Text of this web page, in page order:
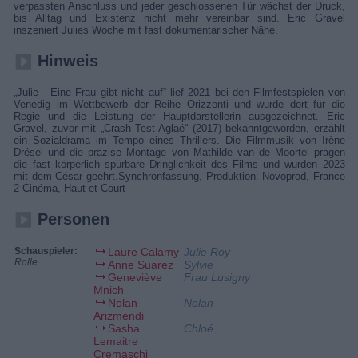
verpassten Anschluss und jeder geschlossenen Tür wächst der Druck,
bis Alltag und Existenz nicht mehr vereinbar sind. Eric Gravel
inszeniert Julies Woche mit fast dokumentarischer Nähe.
Hinweis
„Julie - Eine Frau gibt nicht auf“ lief 2021 bei den Filmfestspielen von
Venedig im Wettbewerb der Reihe Orizzonti und wurde dort für die
Regie und die Leistung der Hauptdarstellerin ausgezeichnet. Eric
Gravel, zuvor mit „Crash Test Aglaé“ (2017) bekanntgeworden, erzählt
ein Sozialdrama im Tempo eines Thrillers. Die Filmmusik von Irène
Drésel und die präzise Montage von Mathilde van de Moortel prägen
die fast körperlich spürbare Dringlichkeit des Films und wurden 2023
mit dem César geehrt.Synchronfassung, Produktion: Novoprod, France
2 Cinéma, Haut et Court
Personen
Schauspieler:
Rolle
Laure Calamy Julie Roy
Anne Suarez
Sylvie
Geneviève
Mnich
Frau Lusigny
Nolan
Arizmendi
Nolan
Sasha
Lemaitre
Cremaschi
Chloé